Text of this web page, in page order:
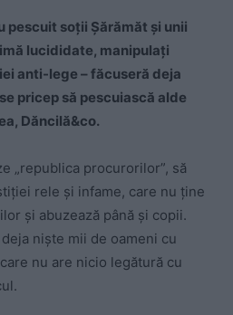
pescuit soţii Şărămăt şi unii
lucididate, manipulaţi
anti-lege – făcuseră deja
pricep să pescuiască alde
Dăncilă&co.
„republica procurorilor”, să
rele şi infame, care nu ţine
şi abuzează până şi copii.
nişte mii de oameni cu
nu are nicio legătură cu